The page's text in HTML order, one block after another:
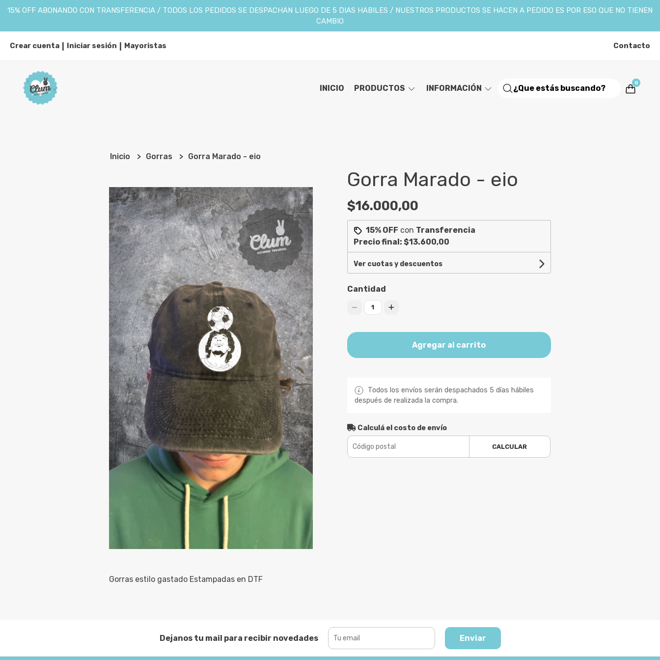
15% OFF ABONANDO CON TRANSFERENCIA / TODOS LOS PEDIDOS SE DESPACHAN LUEGO DE 5 DIAS HABILES / NUESTROS PRODUCTOS SE HACEN A PEDIDO ES POR ESO QUE NO TIENEN
CAMBIO
Crear cuenta Iniciar sesión Mayoristas Contacto
INICIO PRODUCTOS INFORMACIÓN
0
Inicio Gorras Gorra Marado - eio
Gorras estilo gastado Estampadas en DTF
Gorra Marado - eio
$16.000,00
15% OFF con Transferencia
Precio final: $13.600,00
Ver cuotas y descuentos
Cantidad
1
Agregar al carrito
Todos los envíos serán despachados 5 días hábiles
después de realizada la compra.
Calculá el costo de envío
CALCULAR
Dejanos tu mail para recibir novedades Enviar